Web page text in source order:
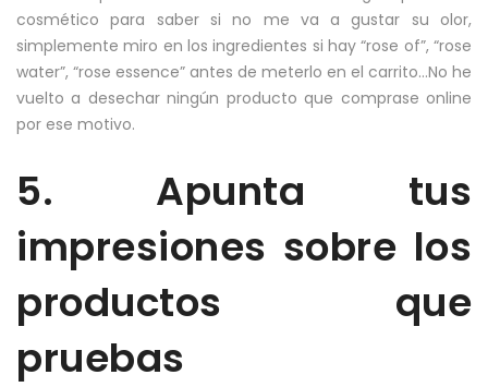
cosmético para saber si no me va a gustar su olor,
simplemente miro en los ingredientes si hay “rose of”, “rose
water”, “rose essence” antes de meterlo en el carrito…No he
vuelto a desechar ningún producto que comprase online
por ese motivo.
5. Apunta tus
impresiones sobre los
productos que
pruebas